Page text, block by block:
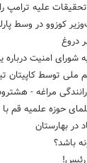
علیه ترامپ را
کوزوو در وسط
دروغ
شورای امنیت درباره
ملی توسط کاپیتان
مراغه -
حوزه علمیه قم با
در بهارستان
باشد؟
رئیس!